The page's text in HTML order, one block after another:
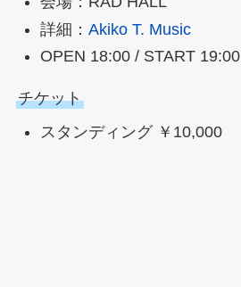
詳細： Akiko T. Music
OPEN 18:00 / START 19:00
チケット
スタンディング ￥10,000